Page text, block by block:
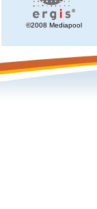
©2008 Mediapool